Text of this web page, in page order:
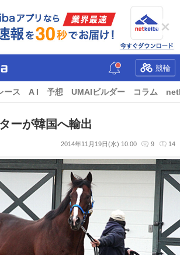
競輪
ース A I 予想 UMAIビルダー コラム
ーが韓国へ輸出
2014年11月19日(水) 10:00 9 14